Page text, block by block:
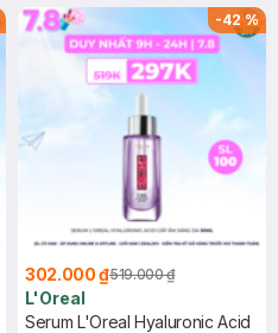
-42%
302.000 ₫519.000 ₫
L'Oreal
Serum L'Oreal Hyaluronic Acid